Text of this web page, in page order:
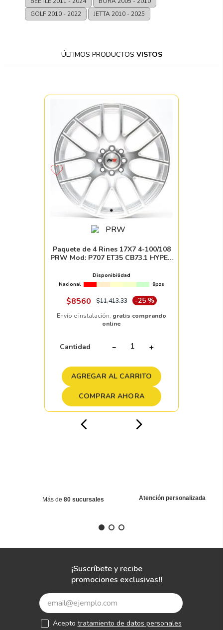
GOLF 2010 - 2022 JETTA 2010 - 2025
ÚLTIMOS PRODUCTOS VISTOS
Paquete de 4 Rines 17X7 4-100/108
PRW Mod: P707 ET35 CB73.1 HYPER
Disponibilidad
Nacional
8pzs
$8560 $11,413.33 -25 %
Envío e instalación, gratis comprando
online
Cantidad ＋
－
AGREGAR AL CARRITO
COMPRAR AHORA
Más de 80 sucursales Atención personalizada
¡Suscríbete y recibe
promociones exclusivas!!
Acepto tratamiento de datos personales